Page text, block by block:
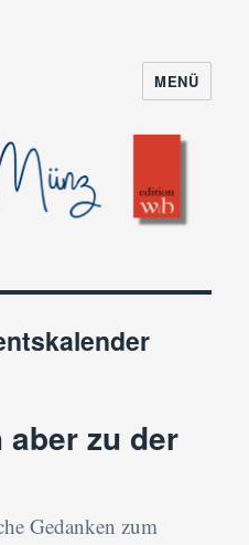
MENÜ
zu der
Gedanken zum